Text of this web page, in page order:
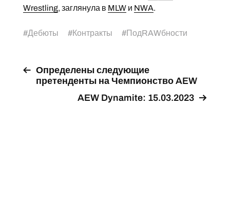
Wrestling, заглянула в MLWи NWA.
#Дебюты #Контракты #ПодRAWбности
Определены следующие
претенденты на Чемпионство AEW
AEW Dynamite: 15.03.2023